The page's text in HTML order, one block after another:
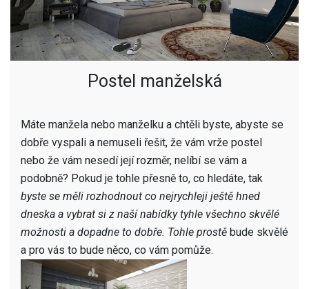
Postel manželská
Máte manžela nebo manželku a chtěli byste, abyste se
dobře vyspali a nemuseli řešit, že vám vrže postel
nebo že vám nesedí její rozměr, nelíbí se vám a
podobně? Pokud je tohle přesně to, co hledáte, tak
byste se měli rozhodnout co nejrychleji ještě hned
dneska a vybrat si z naší nabídky tyhle všechno skvělé
možnosti a dopadne to dobře. Tohle prostě bude skvělé
a pro vás to bude něco, co vám pomůže.